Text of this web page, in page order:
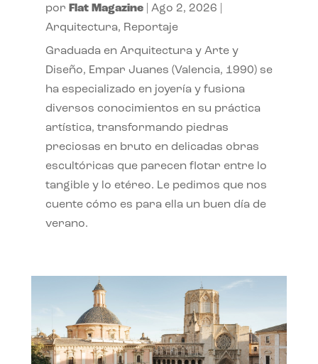
por Flat Magazine| Ago 2, 2026
Arquitectura, Reportaje
Graduada en Arquitectura y Arte y
Diseño, Empar Juanes (Valencia, 1990) se
ha especializado en joyería y fusiona
diversos conocimientos en su práctica
artística, transformando piedras
preciosas en bruto en delicadas obras
escultóricas que parecen flotar entre lo
tangible y lo etéreo. Le pedimos que nos
cuente cómo es para ella un buen día de
verano.